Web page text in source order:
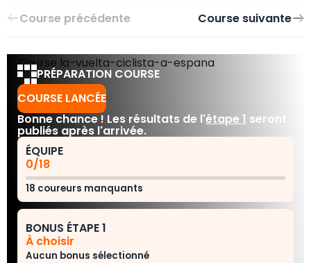
PRÉPARATION COURSE
COURSE LANCÉE
Bonne chance ! Les résultats de l'étape 1 seront
publiés après l'arrivée.
ÉQUIPE
0/18
18 coureurs manquants
BONUS ÉTAPE 1
À choisir
Aucun bonus sélectionné